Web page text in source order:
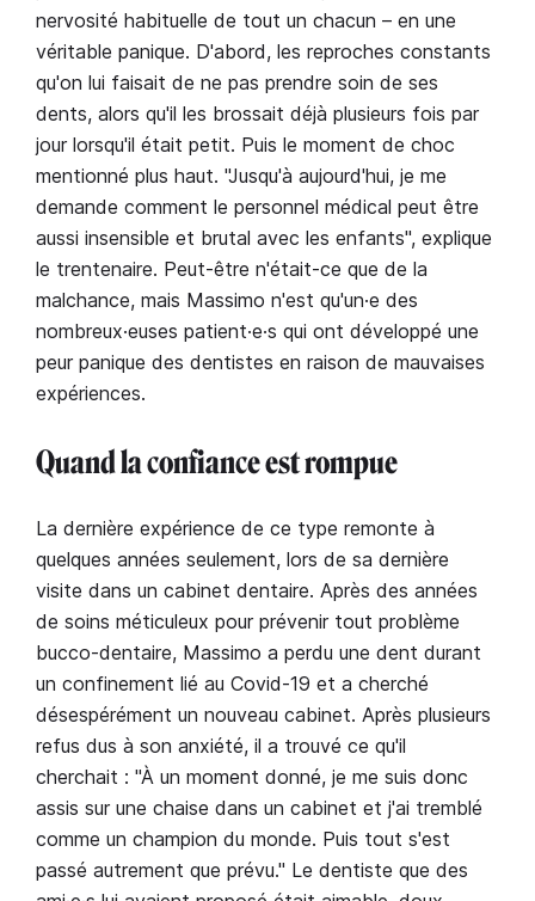
nervosité habituelle de tout un chacun – en une
véritable panique. D'abord, les reproches constants
qu'on lui faisait de ne pas prendre soin de ses
dents, alors qu'il les brossait déjà plusieurs fois par
jour lorsqu'il était petit. Puis le moment de choc
mentionné plus haut. "Jusqu'à aujourd'hui, je me
demande comment le personnel médical peut être
aussi insensible et brutal avec les enfants", explique
le trentenaire. Peut-être n'était-ce que de la
malchance, mais Massimo n'est qu'un·e des
nombreux·euses patient·e·s qui ont développé une
peur panique des dentistes en raison de mauvaises
expériences.
Quand la confiance est rompue
La dernière expérience de ce type remonte à
quelques années seulement, lors de sa dernière
visite dans un cabinet dentaire. Après des années
de soins méticuleux pour prévenir tout problème
bucco-dentaire, Massimo a perdu une dent durant
un confinement lié au Covid-19 et a cherché
désespérément un nouveau cabinet. Après plusieurs
refus dus à son anxiété, il a trouvé ce qu'il
cherchait : "À un moment donné, je me suis donc
assis sur une chaise dans un cabinet et j'ai tremblé
comme un champion du monde. Puis tout s'est
passé autrement que prévu." Le dentiste que des